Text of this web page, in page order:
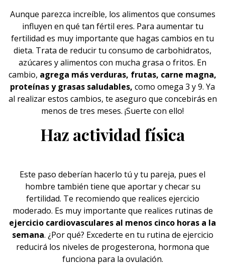
Aunque parezca increíble, los alimentos que consumes
influyen en qué tan fértil eres. Para aumentar tu
fertilidad es muy importante que hagas cambios en tu
dieta. Trata de reducir tu consumo de carbohidratos,
azúcares y alimentos con mucha grasa o fritos. En
cambio, agrega más verduras, frutas, carne magna,
proteínas y grasas saludables, como omega 3 y 9. Ya
al realizar estos cambios, te aseguro que concebirás en
menos de tres meses. ¡Suerte con ello!
Haz actividad física
Este paso deberían hacerlo tú y tu pareja, pues el
hombre también tiene que aportar y checar su
fertilidad. Te recomiendo que realices ejercicio
moderado. Es muy importante que realices rutinas de
ejercicio cardiovasculares al menos cinco horas a la
semana. ¿Por qué? Excederte en tu rutina de ejercicio
reducirá los niveles de progesterona, hormona que
funciona para la ovulación.